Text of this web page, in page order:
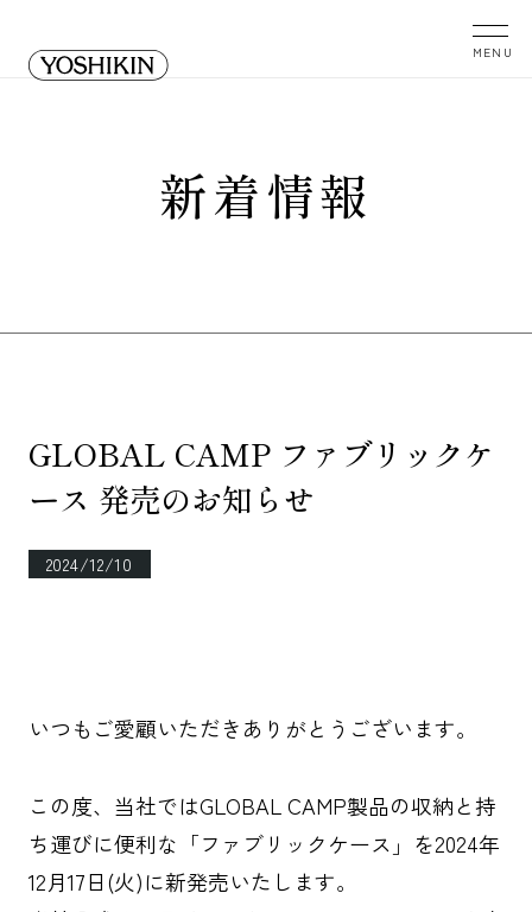
新着情報
GLOBAL CAMP ファブリックケ
ース 発売のお知らせ
2024/12/10
いつもご愛顧いただきありがとうございます。
この度、当社ではGLOBAL CAMP製品の収納と持
ち運びに便利な「ファブリックケース」を2024年
12月17日(火)に新発売いたします。